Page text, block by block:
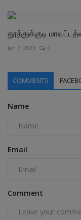
தூத்துக்குடி
Jan 7, 2023 0
COMMENTS
Name
Email
Comment